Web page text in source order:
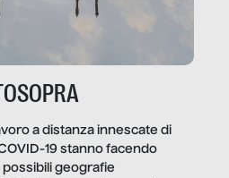
a distanza innescate di
19 stanno facendo
geografie